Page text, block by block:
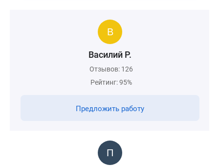
Василий Р.
Отзывов: 126
Рейтинг: 95%
Предложить работу